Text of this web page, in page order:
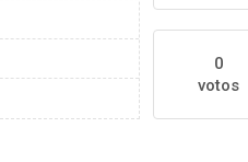
0
votos